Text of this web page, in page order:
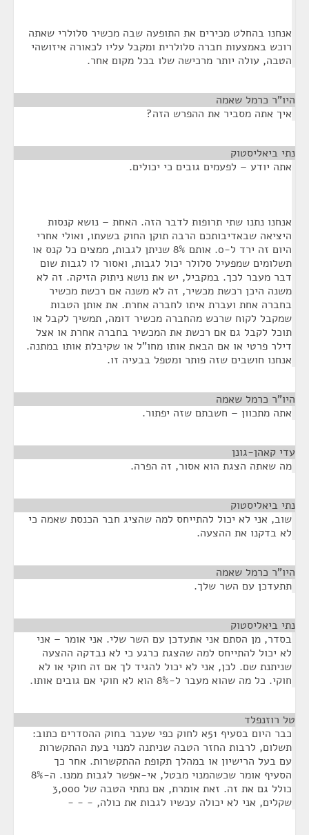
אנחנו בהחלט מכירים את התופעה שבה מכשיר סלולרי שאתה
רוכש באמצעות חברה סלולרית ומקבל עליו לכאורה איזושהי
הטבה, עולה יותר מרכישה שלו בכל מקום אחר.
היו"ר כרמל שאמה
איך אתה מסביר את ההפרש הזה?
נתי ביאליסטוק
אתה יודע – לפעמים גובים כי יכולים.
אנחנו נתנו שתי תרופות לדבר הזה. האחת – נושא קנסות
היציאה שבאדיבותכם הרבה תוקן החוק בשעתו, ואולי אחרי
היום זה ירד ל-0. אותם 8% שניתן לגבות, ממצים כל קנס או
תשלומים שמפעיל סלולר יכול לגבות, ואסור לו לגבות שום
דבר מעבר לכך. במקביל, יש את נושא ניתוק הזיקה. זה לא
משנה היכן רכשת מכשיר, זה לא משנה אם רכשת מכשיר
בחברה אחת ועברת איתו לחברה אחרת. את אותן הטבות
שמקבל לקוח שרכש מהחברה מכשיר דומה, תמשיך לקבל או
תוכל לקבל גם אם רכשת את המכשיר בחברה אחרת או אצל
דילר פרטי או אם הבאת אותו מחו"ל או שקיבלת אותו במתנה.
אנחנו חושבים שזה פותר ומטפל בבעיה זו.
היו"ר כרמל שאמה
אתה מתכוון – חשבתם שזה יפתור.
עדי קאהן-גונן
מה שאתה הצגת הוא אסור, זה הפרה.
נתי ביאליסטוק
שוב, אני לא יכול להתייחס למה שהציג חבר הכנסת שאמה כי
לא בדקנו את ההצעה.
היו"ר כרמל שאמה
תתעדכן עם השר שלך.
נתי ביאליסטוק
בסדר, מן הסתם אני אתעדכן עם השר שלי. אני אומר – אני
לא יכול להתייחס למה שהצגת כרגע כי לא נבדקה ההצעה
שניתנת שם. לכן, אני לא יכול להגיד לך אם זה חוקי או לא
חוקי. כל מה שהוא מעבר ל-8% הוא לא חוקי אם גובים אותו.
טל רוזנפלד
כבר היום בסעיף 51א לחוק כפי שעבר בחוק ההסדרים כתוב:
תשלום, לרבות החזר הטבה שניתנה למנוי בעת ההתקשרות
עם בעל הרישיון או במהלך תקופת ההתקשרות. אחר כך
הסעיף אומר שכשהמנוי מבטל, אי-אפשר לגבות ממנו. ה-8%
כולל גם את זה. זאת אומרת, אם נתתי הטבה של 3,000
שקלים, אני לא יכולה עכשיו לגבות את כולה, - - -